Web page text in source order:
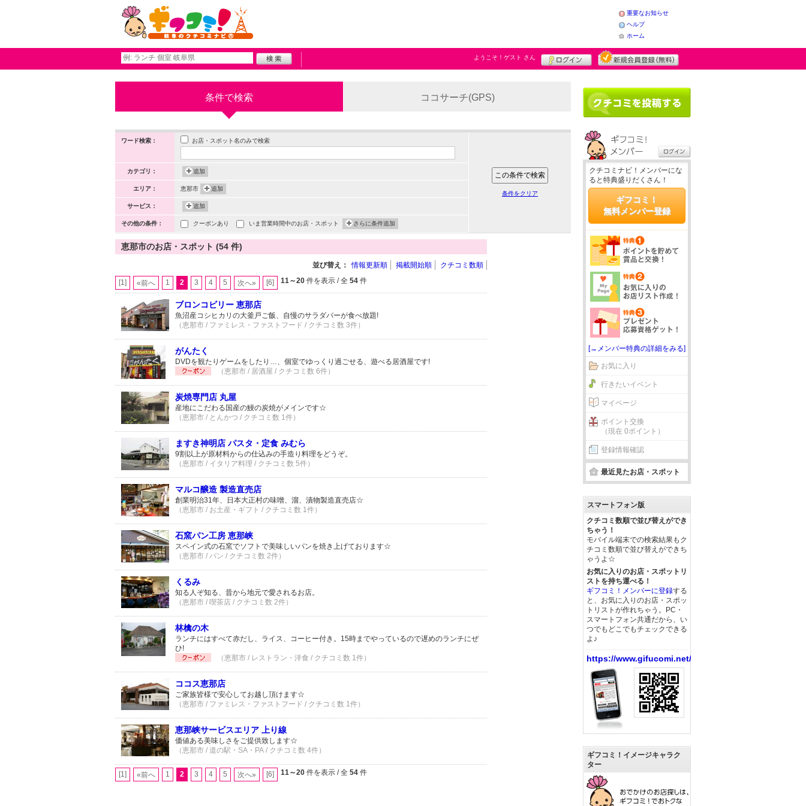
重要なお知らせ
ヘルプ
ホーム
ようこそ！ ゲスト さん
条件で検索 ココサーチ(GPS)
ワード検索： お店・スポット名のみで検索
カテゴリ： 追加
エリア： 恵那市 追加
サービス： 追加
その他の条件： クーポンあり いま営業時間中のお店・スポット さらに条件追加
条件をクリア
恵那市のお店・スポット (54 件)
並び替え： 情報更新順 掲載開始順 クチコミ数順
[1] «前へ 1 2 3 4 5 次へ» [6] 11～20 件を表示 / 全 54 件
ブロンコビリー 恵那店
魚沼産コシヒカリの大釜戸ご飯、自慢のサラダバーが食べ放題!
（恵那市 / ファミレス・ファストフード / クチコミ数 3件）
がんたく
DVDを観たりゲームをしたり…、個室でゆっくり過ごせる、遊べる居酒屋です!
（恵那市 / 居酒屋 / クチコミ数 6件）
炭焼専門店 丸屋
産地にこだわる国産の鰻の炭焼がメインです☆
（恵那市 / とんかつ / クチコミ数 1件）
ますき神明店 パスタ・定食 みむら
9割以上が原材料からの仕込みの手造り料理をどうぞ。
（恵那市 / イタリア料理 / クチコミ数 5件）
マルコ醸造 製造直売店
創業明治31年、日本大正村の味噌、溜、漬物製造直売店☆
（恵那市 / お土産・ギフト / クチコミ数 1件）
石窯パン工房 恵那峡
スペイン式の石窯でソフトで美味しいパンを焼き上げております☆
（恵那市 / パン / クチコミ数 2件）
くるみ
知る人ぞ知る、昔から地元で愛されるお店。
（恵那市 / 喫茶店 / クチコミ数 2件）
林檎の木
ランチにはすべて赤だし、ライス、コーヒー付き。15時までやっているので遅めのランチにぜ
ひ!
（恵那市 / レストラン・洋食 / クチコミ数 1件）
ココス恵那店
ご家族皆様で安心してお越し頂けます☆
（恵那市 / ファミレス・ファストフード / クチコミ数 1件）
恵那峡サービスエリア 上り線
価値ある美味しさをご提供致します☆
（恵那市 / 道の駅・SA・PA / クチコミ数 4件）
[1] «前へ 1 2 3 4 5 次へ» [6] 11～20 件を表示 / 全 54 件
クチコミナビ！メンバーにな
ると特典盛りだくさん！
ギフコミ！
無料メンバー登録
[→メンバー特典の詳細をみる]
お気に入り
行きたいイベント
マイページ
ポイント交換
（現在 0ポイント）
登録情報確認
最近見たお店・スポット
スマートフォン版
クチコミ数順で並び替えができ
ちゃう！
モバイル端末での検索結果もク
チコミ数順で並び替えができち
ゃうよ☆
お気に入りのお店・スポットリ
ストを持ち運べる！
ギフコミ！メンバーに登録する
と、お気に入りのお店・スポッ
トリストが作れちゃう。PC・
スマートフォン共通だから、い
つでもどこでもチェックできる
よ♪
https://www.gifucomi.net/
ギフコミ！イメージキャラク
ター